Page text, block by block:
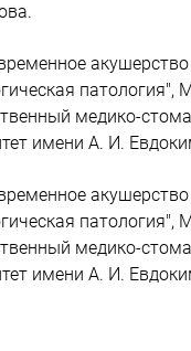
акушерство
патология",
медико-
имени А. И.
акушерство
патология",
медико-
имени А. И.